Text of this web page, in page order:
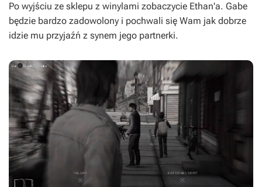
Po wyjściu ze sklepu z winylami zobaczycie Ethan'a. Gabe
będzie bardzo zadowolony i pochwali się Wam jak dobrze
idzie mu przyjaźń z synem jego partnerki.